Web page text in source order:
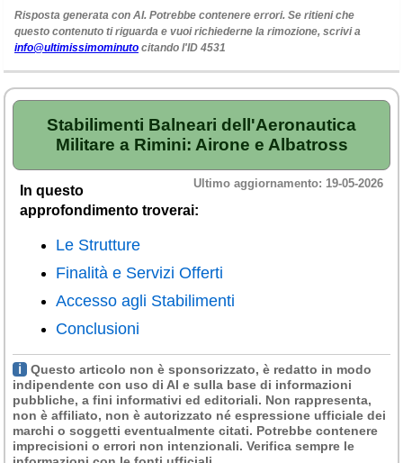
Risposta generata con AI. Potrebbe contenere errori. Se ritieni che
questo contenuto ti riguarda e vuoi richiederne la rimozione, scrivi a
info@ultimissimominuto citando l'ID 4531
Stabilimenti Balneari dell'Aeronautica
Militare a Rimini: Airone e Albatross
Ultimo aggiornamento: 19-05-2026
In questo
approfondimento troverai:
Le Strutture
Finalità e Servizi Offerti
Accesso agli Stabilimenti
Conclusioni
ℹ Questo articolo non è sponsorizzato, è redatto in modo
indipendente con uso di AI e sulla base di informazioni
pubbliche, a fini informativi ed editoriali. Non rappresenta,
non è affiliato, non è autorizzato né espressione ufficiale dei
marchi o soggetti eventualmente citati. Potrebbe contenere
imprecisioni o errori non intenzionali. Verifica sempre le
Valle d'Aosta(28)